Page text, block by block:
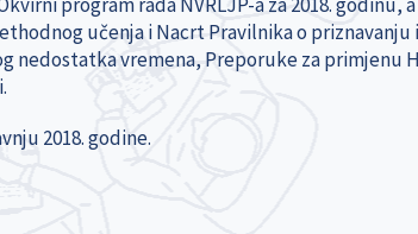
učenja i Nacrt Pravilnika o
nedostatka vremena, Preporuke za primjenu
2018. godine.